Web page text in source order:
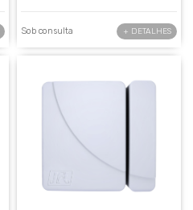
Sob consulta + DETALHES